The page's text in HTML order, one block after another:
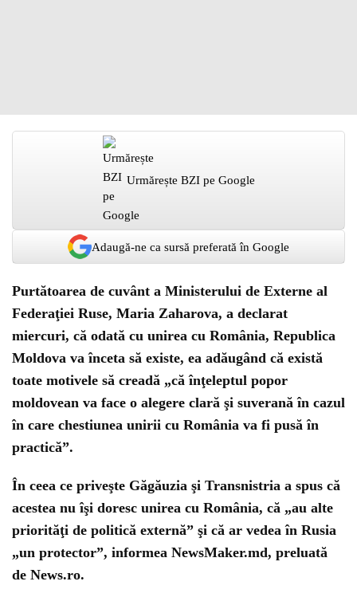
Urmărește BZI pe Google
Adaugă-ne ca sursă preferată în Google
Purtătoarea de cuvânt a Ministerului de Externe al
Federaţiei Ruse, Maria Zaharova, a declarat
miercuri, că odată cu unirea cu România, Republica
Moldova va înceta să existe, ea adăugând că există
toate motivele să creadă „că înţeleptul popor
moldovean va face o alegere clară şi suverană în cazul
în care chestiunea unirii cu România va fi pusă în
practică”.
În ceea ce priveşte Găgăuzia şi Transnistria a spus că
acestea nu îşi doresc unirea cu România, că „au alte
priorităţi de politică externă” şi că ar vedea în Rusia
„un protector”, informea NewsMaker.md, preluată
de News.ro.